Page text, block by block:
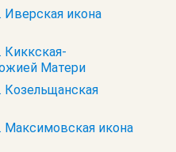
Иверская икона
Киккская-
Матери
Козельщанская
Максимовская икона